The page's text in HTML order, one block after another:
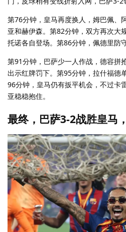
第76分钟，皇马再度换人，姆巴佩、
亚和赫伊森。第82分钟，双方再次大
托诺各自登场。第86分钟，佩德里防
第91分钟，巴萨少一人作战，德容拼
出示红牌罚下。第95分钟，拉什福德
96分钟，皇马仍有扳平机会，不过卡
亚稳稳抱住。
最终，巴萨3-2战胜皇马